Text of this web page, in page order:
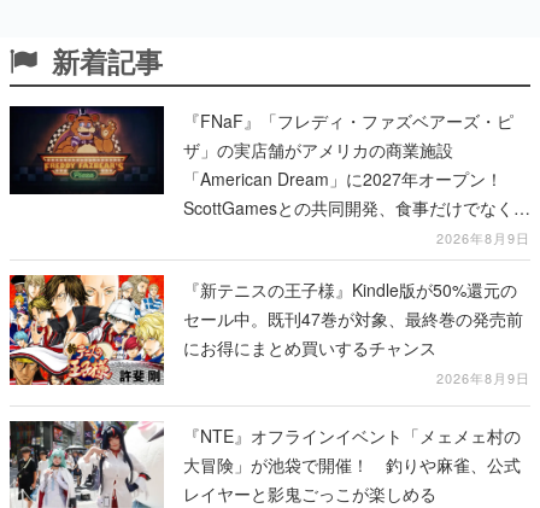
新着記事
『FNaF』「フレディ・ファズベアーズ・ピ
ザ」の実店舗がアメリカの商業施設
「American Dream」に2027年オープン！
ScottGamesとの共同開発、食事だけでなくス
テージショーや没入型のホラー体験も楽しめ
る
2026年8月9日
『新テニスの王子様』Kindle版が50%還元の
セール中。既刊47巻が対象、最終巻の発売前
にお得にまとめ買いするチャンス
2026年8月9日
『NTE』オフラインイベント「メェメェ村の
大冒険」が池袋で開催！ 釣りや麻雀、公式
レイヤーと影鬼ごっこが楽しめる